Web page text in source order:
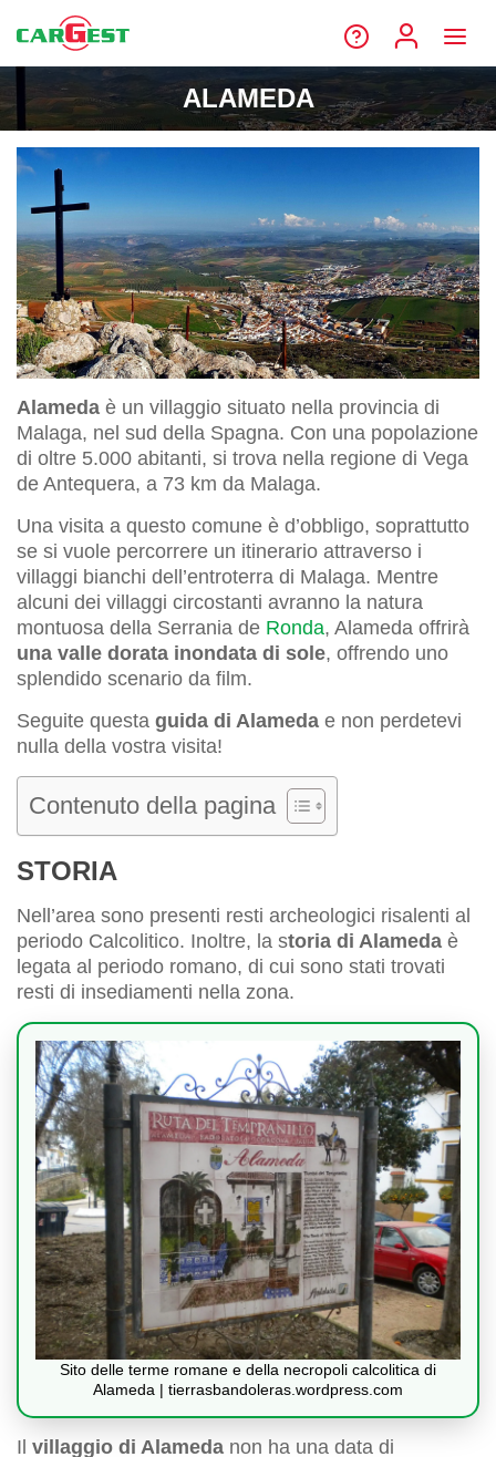
ALAMEDA
Alameda è un villaggio situato nella provincia di
Malaga, nel sud della Spagna. Con una popolazione
di oltre 5.000 abitanti, si trova nella regione di Vega
de Antequera, a 73 km da Malaga.
Una visita a questo comune è d’obbligo, soprattutto
se si vuole percorrere un itinerario attraverso i
villaggi bianchi dell’entroterra di Malaga. Mentre
alcuni dei villaggi circostanti avranno la natura
montuosa della Serrania de Ronda, Alameda offrirà
una valle dorata inondata di sole, offrendo uno
splendido scenario da film.
Seguite questa guida di Alameda e non perdetevi
nulla della vostra visita!
Contenuto della pagina
STORIA
Nell’area sono presenti resti archeologici risalenti al
periodo Calcolitico. Inoltre, la storia di Alameda è
legata al periodo romano, di cui sono stati trovati
resti di insediamenti nella zona.
Sito delle terme romane e della necropoli calcolitica di
Alameda | tierrasbandoleras.wordpress.com
Il villaggio di Alameda non ha una data di